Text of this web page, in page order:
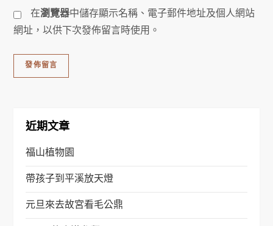
在瀏覽器中儲存顯示名稱、電子郵件地址及個人網站
網址，以供下次發佈留言時使用。
近期文章
福山植物園
帶孩子到平溪放天燈
元旦來去故宮看毛公鼎